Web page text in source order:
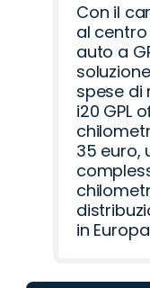
Con il
al
auto a
spese di
i20 GPL
35 euro,
in